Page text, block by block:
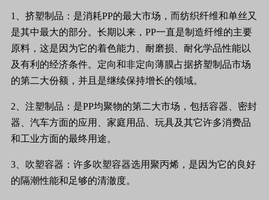
1 、挤塑制品：是消耗PP的最大市场，而纺织纤维和单丝又
是其中最大的部分。长期以来， PP一直是制造纤维的主要
原料，这是因为它的着色能力、耐磨损、耐化学品性能以
及有利的经济条件。定向和非定向薄膜占据挤塑制品市场
的第二大份额，并且是继续保持增长的领域。
2 、注塑制品：是PP均聚物的第二大市场，包括容器、密封
器、汽车方面的应用、家庭用品、玩具及其它许多消费品
和工业方面的最终用途。
3 、吹塑容器：许多吹塑容器选用聚丙烯，是因为它的良好
的隔潮性能和足够的清澈度。